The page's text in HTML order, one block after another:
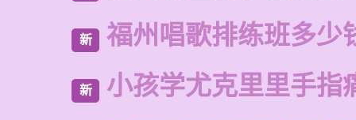
新 福州唱歌排练班多少
新 小孩学尤克里里手指